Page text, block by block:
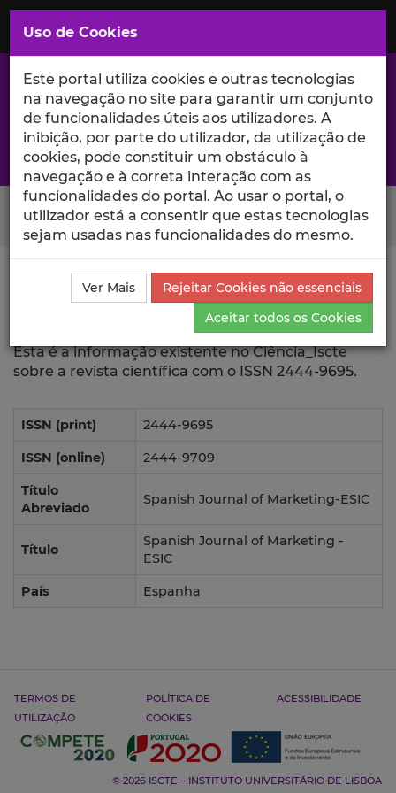
Saltar
para
Conteúdo
Principal
A excelência da investigação e ciência no Iscte
Search Button
Ciência_Iscte Revista Científica
Esta é a informação existente no Ciência_Iscte
sobre a revista científica com o ISSN 2444-9695.
ISSN (print) 2444-9695
ISSN (online) 2444-9709
Título
Abreviado
Spanish Journal of Marketing-ESIC
Título
Spanish Journal of Marketing -
ESIC
País Espanha
TERMOS DE
UTILIZAÇÃO
POLÍTICA DE
COOKIES
ACESSIBILIDADE
© 2026 ISCTE – INSTITUTO UNIVERSITÁRIO DE LISBOA
Uso de Cookies
Este portal utiliza cookies e outras tecnologias
na navegação no site para garantir um conjunto
de funcionalidades úteis aos utilizadores. A
inibição, por parte do utilizador, da utilização de
cookies, pode constituir um obstáculo à
navegação e à correta interação com as
funcionalidades do portal. Ao usar o portal, o
utilizador está a consentir que estas tecnologias
sejam usadas nas funcionalidades do mesmo.
Ver Mais
Rejeitar Cookies não essenciais
Aceitar todos os Cookies